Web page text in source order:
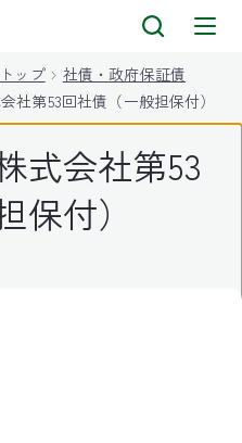
ップ
社債・政府保証債
社第53回社債（一般担保付）
式会社第53
保付）